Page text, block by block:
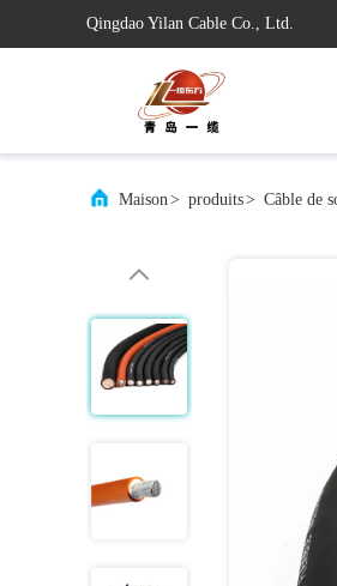
Qingdao Yilan Cable Co., Ltd.
Maison> produits> Câble de